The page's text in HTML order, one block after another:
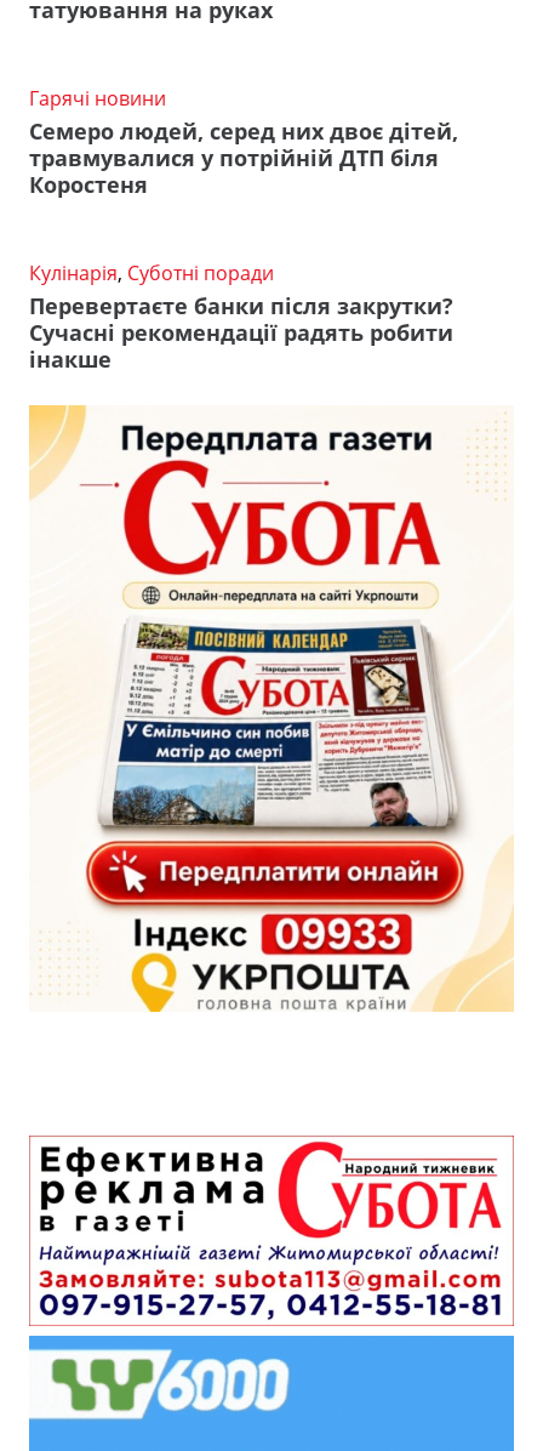
татуювання на руках
Гарячі новини
Семеро людей, серед них двоє дітей,
травмувалися у потрійній ДТП біля
Коростеня
Кулінарія, Суботні поради
Перевертаєте банки після закрутки?
Сучасні рекомендації радять робити
інакше